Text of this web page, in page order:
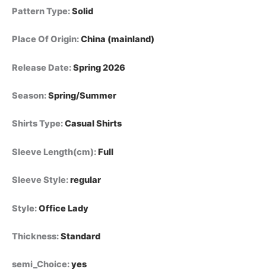
Pattern Type:Solid
Place Of Origin:China (mainland)
Release Date:Spring 2026
Season:Spring/Summer
Shirts Type:Casual Shirts
Sleeve Length(cm):Full
Sleeve Style:regular
Style:Office Lady
Thickness:Standard
semi_Choice:yes